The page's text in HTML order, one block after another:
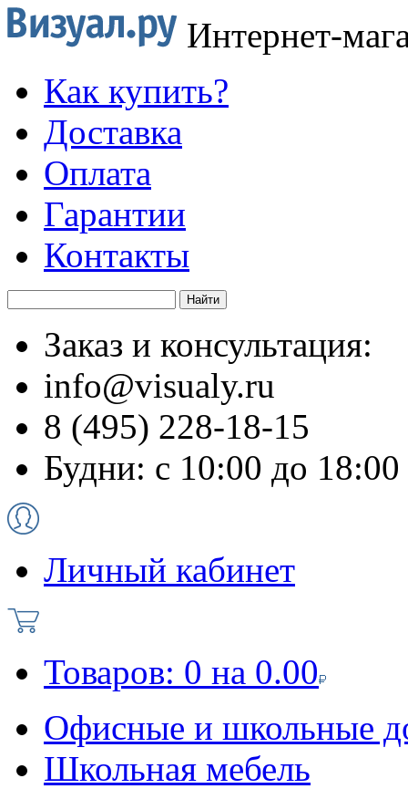
Интернет-
Как купить?
Доставка
Оплата
Гарантии
Контакты
Заказ и консультация:
info@visualy.ru
8 (495) 228-18-15
Будни: с 10:00 до 18:00
Личный кабинет
Товаров: 0 на 0.00
Офисные и школьные
Школьная мебель